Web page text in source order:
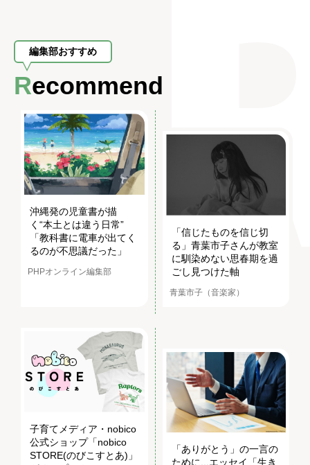
編集部おすすめ
Recommend
沖縄発の児童書が描
く“本土とは違う日常”
「教科書に電車が出てく
るのが不思議だった」
PHPオンライン編集部
「信じたものを信じ切
る」青葉市子さんが教室
に馴染めない思春期を過
ごし見つけた軸
青葉市子（音楽家）
子育てメディア・nobico
公式ショップ「nobico
STORE(のびこすとあ)」
「ありがとう」の一言の
ために...エッセイ「生き